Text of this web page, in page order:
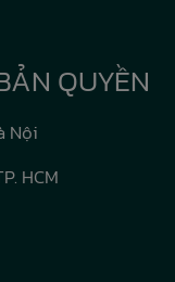
QUYỀN
Nội
HCM